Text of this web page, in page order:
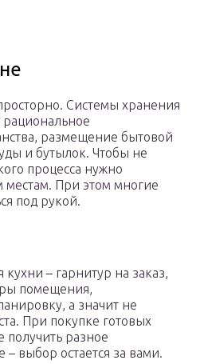
Системы хранения
рациональное
размещение бытовой
и бутылок. Чтобы не
процесса нужно
местам. При этом многие
под рукой.
– гарнитур на заказ,
помещения,
а значит не
При покупке готовых
получить разное
выбор остается за вами.